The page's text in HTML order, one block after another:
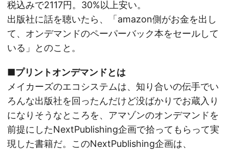
税込みで2117円。30%以上安い。
出版社に話を聴いたら、「amazon側がお金を出し
て、オンデマンドのペーパーバック本をセールして
いる」とのこと。
■プリントオンデマンドとは
メイカーズのエコシステムは、知り合いの伝手でい
ろんな出版社を回ったんだけど没ばかりでお蔵入り
になりそうなところを、アマゾンのオンデマンドを
前提にしたNextPublishing企画で拾ってもらって実
現した書籍だ。このNextPublishing企画は、